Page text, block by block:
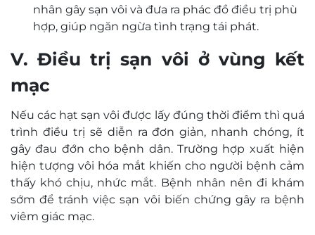
nhân gây sạn vôi và đưa ra phác đồ điều trị phù
hợp, giúp ngăn ngừa tình trạng tái phát.
V. Điều trị sạn vôi ở vùng kết
mạc
Nếu các hạt sạn vôi được lấy đúng thời điểm thì quá
trình điều trị sẽ diễn ra đơn giản, nhanh chóng, ít
gây đau đớn cho bệnh dân. Trường hợp xuất hiện
hiện tượng vôi hóa mắt khiến cho người bệnh cảm
thấy khó chịu, nhức mắt. Bệnh nhân nên đi khám
sớm để tránh việc sạn vôi biến chứng gây ra bệnh
viêm giác mạc.